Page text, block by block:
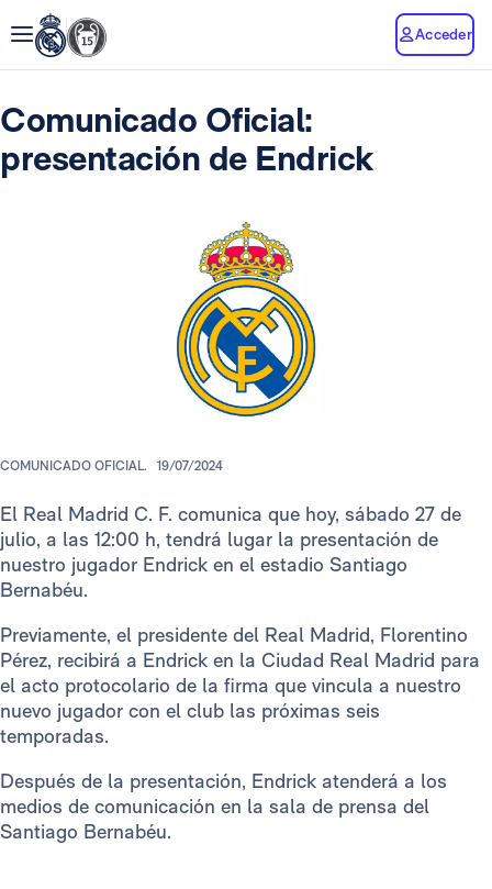
Acceder
Comunicado Oficial:
presentación de Endrick
COMUNICADO OFICIAL. 19/07/2024
El Real Madrid C. F. comunica que hoy, sábado 27 de
julio, a las 12:00 h, tendrá lugar la presentación de
nuestro jugador Endrick en el estadio Santiago
Bernabéu.
Previamente, el presidente del Real Madrid, Florentino
Pérez, recibirá a Endrick en la Ciudad Real Madrid para
el acto protocolario de la firma que vincula a nuestro
nuevo jugador con el club las próximas seis
temporadas.
Después de la presentación, Endrick atenderá a los
medios de comunicación en la sala de prensa del
Santiago Bernabéu.